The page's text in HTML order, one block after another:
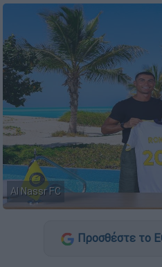
Al Nassr FC
Προσθέστε το